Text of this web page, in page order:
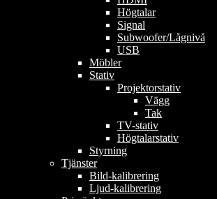
Högtalar
Signal
Subwoofer/Lågnivå
USB
Möbler
Stativ
Projektorstativ
Vägg
Tak
TV-stativ
Högtalarstativ
Styrning
Tjänster
Bild-kalibrering
Ljud-kalibrering